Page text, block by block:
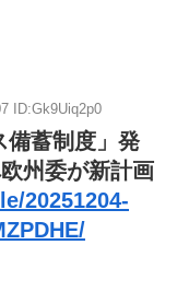
ID:Gk9Uiq2p0
備蓄制度」発
州委が新計画
20251204-